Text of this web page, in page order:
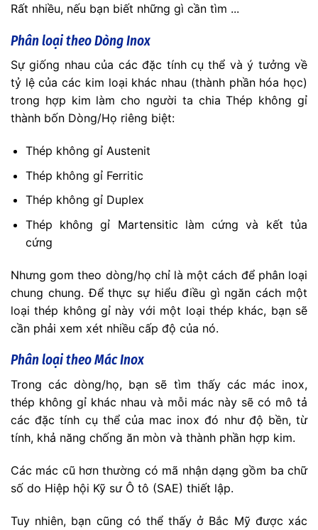
Rất nhiều, nếu bạn biết những gì cần tìm ...
Phân loại theo Dòng Inox
Sự giống nhau của các đặc tính cụ thể và ý tưởng về
tỷ lệ của các kim loại khác nhau (thành phần hóa học)
trong hợp kim làm cho người ta chia Thép không gỉ
thành bốn Dòng/Họ riêng biệt:
Thép không gỉ Austenit
Thép không gỉ Ferritic
Thép không gỉ Duplex
Thép không gỉ Martensitic làm cứng và kết tủa
cứng
Nhưng gom theo dòng/họ chỉ là một cách để phân loại
chung chung. Để thực sự hiểu điều gì ngăn cách một
loại thép không gỉ này với một loại thép khác, bạn sẽ
cần phải xem xét nhiều cấp độ của nó.
Phân loại theo Mác Inox
Trong các dòng/họ, bạn sẽ tìm thấy các mác inox,
thép không gỉ khác nhau và mỗi mác này sẽ có mô tả
các đặc tính cụ thể của mac inox đó như độ bền, từ
tính, khả năng chống ăn mòn và thành phần hợp kim.
Các mác cũ hơn thường có mã nhận dạng gồm ba chữ
số do Hiệp hội Kỹ sư Ô tô (SAE) thiết lập.
Tuy nhiên, bạn cũng có thể thấy ở Bắc Mỹ được xác